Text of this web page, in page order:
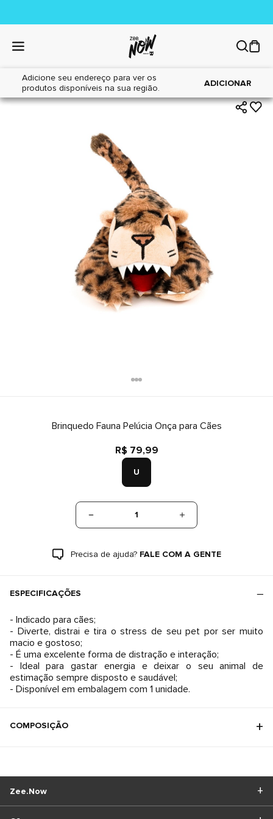
Adicione seu endereço para ver os
produtos disponíveis na sua região.
ADICIONAR
Home|Cães|Brinquedos
Brinquedo Fauna Pelúcia Onça para Cães
R$ 79,99
U
1
Precisa de ajuda? FALE COM A GENTE
ESPECIFICAÇÕES
- Indicado para cães;
- Diverte, distrai e tira o stress de seu pet por ser muito
macio e gostoso;
- É uma excelente forma de distração e interação;
- Ideal para gastar energia e deixar o seu animal de
estimação sempre disposto e saudável;
- Disponível em embalagem com 1 unidade.
COMPOSIÇÃO
Zee.Now